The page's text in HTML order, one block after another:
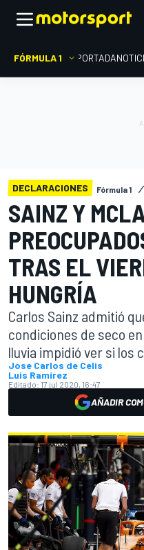
FÓRMULA 1 PORTADA
DECLARACIONES Fórmula 1
SAINZ Y
TRAS EL
HUNGRÍA
Carlos Sainz admitió
condiciones de seco
lluvia impidió ver si los
Jose Carlos de Celis
Luis Ramírez
Editado: 17 jul 2020, 16:47
AÑADIR